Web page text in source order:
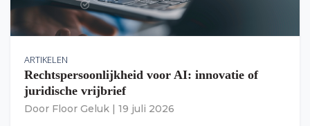
ARTIKELEN
Rechtspersoonlijkheid voor AI: innovatie of
juridische vrijbrief
Door Floor Geluk 19 juli 2026